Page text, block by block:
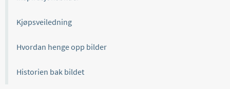
Kjøpsveiledning
Hvordan henge opp bilder
Historien bak bildet